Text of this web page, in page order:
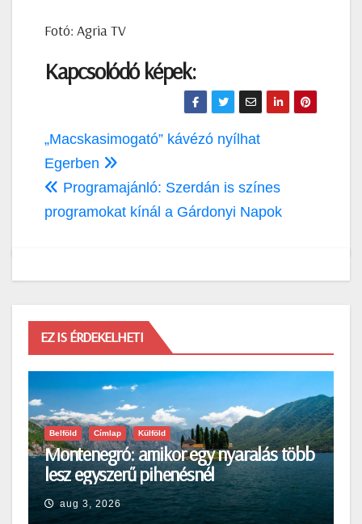
Fotó: Agria TV
Kapcsolódó képek:
Bejegyzés
navigáció
„Macskasimogató” kávézó nyílhat
Egerben
Programajánló: Szerdán is színes
programokat kínál a Gárdonyi Napok
EZ IS ÉRDEKELHETI
Belföld Címlap Külföld
Montenegró: amikor egy nyaralás több
lesz egyszerű pihenésnél
aug 3, 2026